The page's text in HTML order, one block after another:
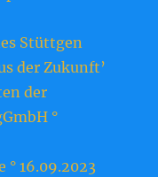
Stüttgen
der Zukunft’
der
°
16.09.2023